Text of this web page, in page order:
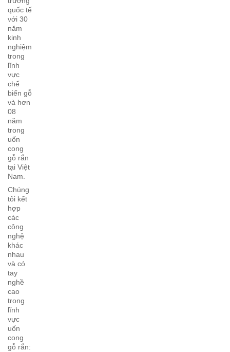
quốc tế
với 30
năm
kinh
nghiệm
trong
lĩnh
vực
chế
biến gỗ
và hơn
08
năm
trong
uốn
cong
gỗ rắn
tại Việt
Nam.
Chúng
tôi kết
hợp
các
công
nghệ
khác
nhau
và có
tay
nghề
cao
trong
lĩnh
vực
uốn
cong
gỗ rắn: